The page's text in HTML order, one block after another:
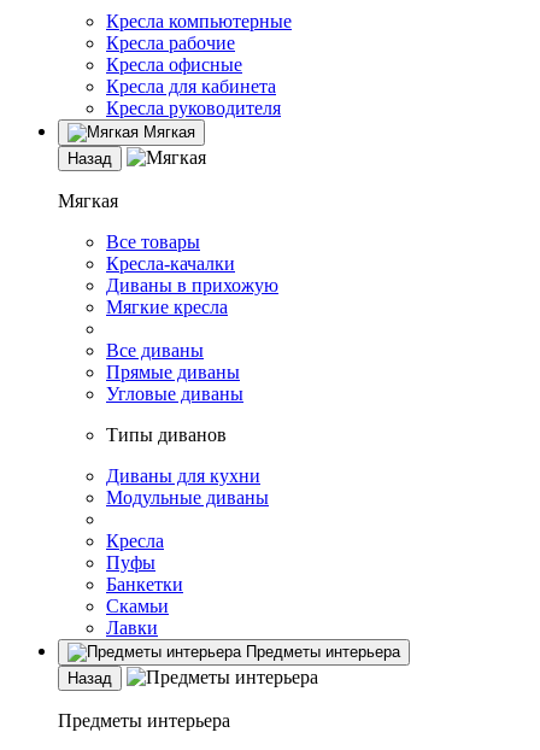
Кресла компьютерные
Кресла рабочие
Кресла офисные
Кресла для кабинета
Кресла руководителя
Мягкая
Назад
Мягкая
Все товары
Кресла-качалки
Диваны в прихожую
Мягкие кресла
Все диваны
Прямые диваны
Угловые диваны
Типы диванов
Диваны для кухни
Модульные диваны
Кресла
Пуфы
Банкетки
Скамьи
Лавки
Предметы интерьера
Назад
Предметы интерьера